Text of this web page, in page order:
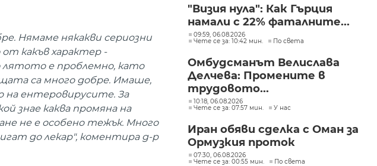
Нямаме някакви сериозни
какъв характер -
е проблемно, като
са много добре. Имаше,
на ентеровирусите. За
знае каква промяна на
не е особено тежък. Много
до лекар", коментира д-р
"Визия нула": Как Гърция
намали с 22% фаталните...
09:59, 06.08.2026
Чете се за: 10:42 мин.
По света
Омбудсманът Велислава
Делчева: Промените в
трудовото...
10:18, 06.08.2026
Чете се за: 07:57 мин.
У нас
Иран обяви сделка с Оман за
Ормузкия проток
07:30, 06.08.2026
Чете се за: 00:55 мин.
По света